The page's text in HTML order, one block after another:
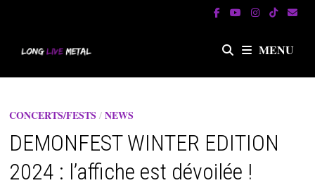
MENU
CONCERTS/FESTS /NEWS
DEMONFEST WINTER EDITION
2024 : l’affiche est dévoilée !